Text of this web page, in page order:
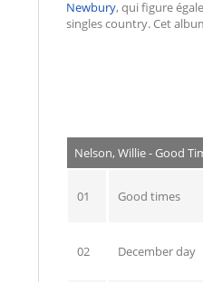
Newbury, qui figure
singles country. Cet
Nelson, Willie - Good
01 Good times
02 December day